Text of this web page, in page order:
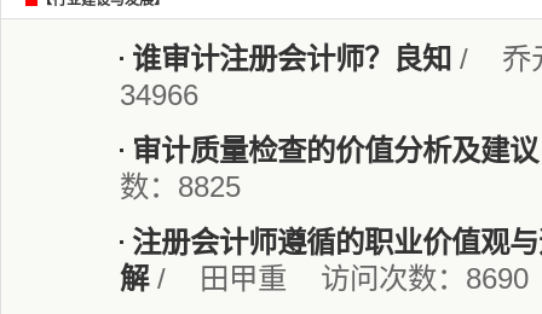
谁审计注册会计师？良知 / 乔
34966
审计质量检查的价值分析及建议
数：8825
注册会计师遵循的职业价值观
解/ 田甲重 访问次数：8690